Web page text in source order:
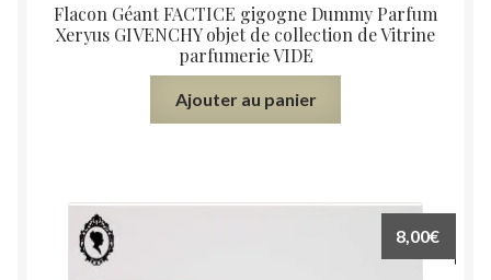
Flacon Géant FACTICE gigogne Dummy Parfum
Xeryus GIVENCHY objet de collection de Vitrine
parfumerie VIDE
Ajouter au panier
8,00€